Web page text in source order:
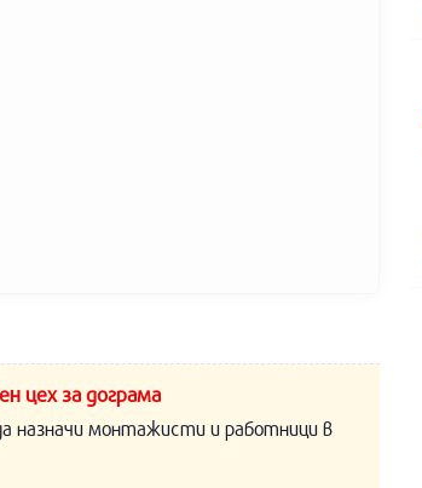
цех за дограма
назначи монтажисти и работници в